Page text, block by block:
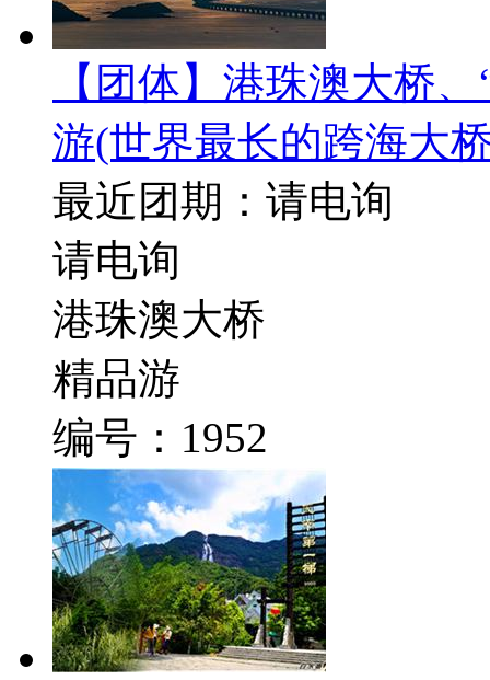
【团体】港珠澳大桥
游(世界最长的跨海大
最近团期：请电询
请电询
港珠澳大桥
精品游
编号：1952